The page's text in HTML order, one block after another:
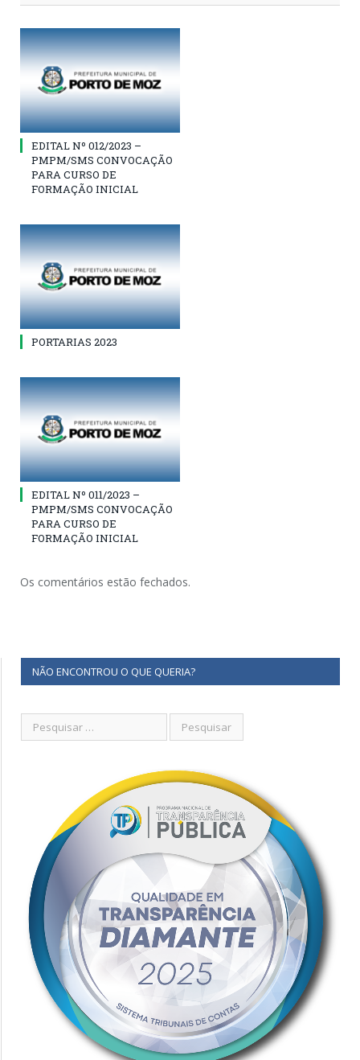
EDITAL Nº 012/2023 –
PMPM/SMS CONVOCAÇÃO
PARA CURSO DE
FORMAÇÃO INICIAL
PORTARIAS 2023
EDITAL Nº 011/2023 –
PMPM/SMS CONVOCAÇÃO
PARA CURSO DE
FORMAÇÃO INICIAL
Os comentários estão fechados.
NÃO ENCONTROU O QUE QUERIA?